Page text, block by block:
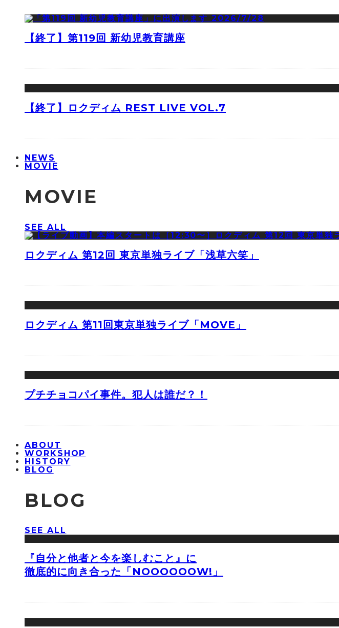
【終了】第119回 新幼児教育講座
【終了】ロクディム REST LIVE VOL.7
NEWS
MOVIE
MOVIE
SEE ALL
ロクディム 第12回 東京単独ライブ「浅草六笑」
ロクディム 第11回東京単独ライブ「MOVE」
プチチョコパイ事件。犯人は誰だ？！
ABOUT
WORKSHOP
HISTORY
BLOG
BLOG
SEE ALL
『自分と他者と今を楽しむこと』に
徹底的に向き合った「NOOOOOOW!」